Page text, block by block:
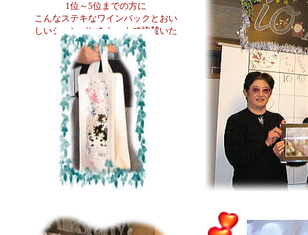
1位～5位までの方に
こんなステキなワインバックとおい
しいシャンパンをセットで協賛いた
だきました